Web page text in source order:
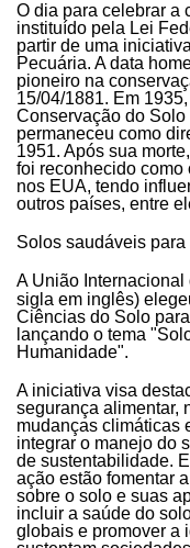
O dia para celebrar a
instituído pela Lei
partir de uma
Pecuária. A data
pioneiro na
15/04/1881. Em
Conservação do
permaneceu como
1951. Após sua
foi reconhecido
nos EUA, tendo
outros países, entre
Solos saudáveis
A União
sigla em inglês)
Ciências do Solo
lançando o tema
Humanidade".
A iniciativa visa
segurança alimentar,
mudanças climáticas
integrar o manejo do
de sustentabilidade.
ação estão fomentar
sobre o solo e suas
incluir a saúde do
globais e promover a